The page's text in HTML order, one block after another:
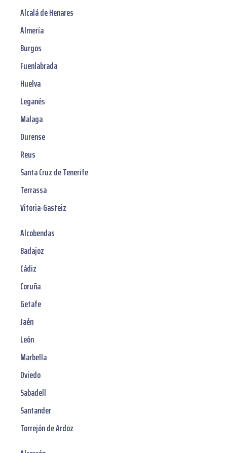
Alcalá de Henares
Almería
Burgos
Fuenlabrada
Huelva
Leganés
Malaga
Ourense
Reus
Santa Cruz de Tenerife
Terrassa
Vitoria-Gasteiz
Alcobendas
Badajoz
Cádiz
Coruña
Getafe
Jaén
León
Marbella
Oviedo
Sabadell
Santander
Torrejón de Ardoz